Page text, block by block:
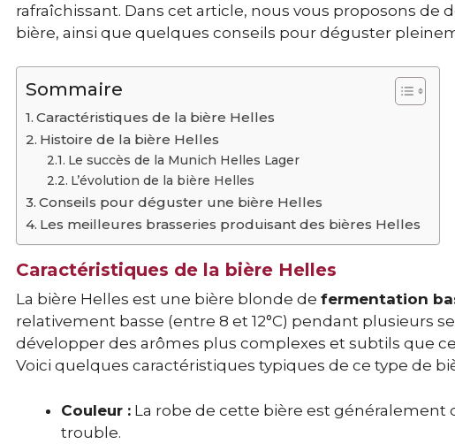
rafraîchissant. Dans cet article, nous vous proposons de
bière, ainsi que quelques conseils pour déguster
Sommaire
Caractéristiques de la bière Helles
Histoire de la bière Helles
Le succès de la Munich Helles Lager
L’évolution de la bière Helles
Conseils pour déguster une bière Helles
Les meilleures brasseries produisant des bières Helles
Caractéristiques de la bière Helles
La bière Helles est une bière blonde de fermentation
relativement basse (entre 8 et 12°C) pendant plusieurs
développer des arômes plus complexes et subtils que
Voici quelques caractéristiques typiques de ce type de
Couleur : La robe de cette bière est généralement
trouble.